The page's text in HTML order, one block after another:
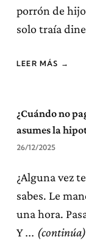
porrón de
solo traía
LEER MÁS →
¿Cuándo no
asumes la
26/12/2025
¿Alguna vez
sabes. Le
una hora.
Y